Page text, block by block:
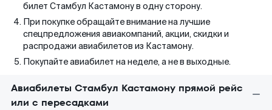
билет Стамбул Кастамону в одну сторону.
При покупке обращайте внимание на лучшие
спецпредложения авиакомпаний, акции, скидки и
распродажи авиабилетов из Кастамону.
Покупайте авиабилет на неделе, а не в выходные.
Авиабилеты Стамбул Кастамону прямой рейс
или с пересадками